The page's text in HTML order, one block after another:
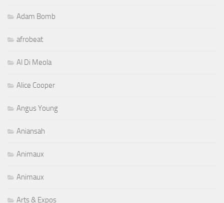
Adam Bomb
afrobeat
Al Di Meola
Alice Cooper
Angus Young
Aniansah
Animaux
Animaux
Arts & Expos